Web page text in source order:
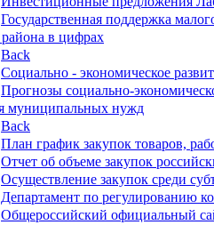
Государственная поддержка
в цифрах
Back
Социально - экономическое
Прогнозы социально-
муниципальных нужд
Back
План график закупок товаров,
Отчет об объеме закупок
Осуществление закупок среди
Департамент по регулированию
Общероссийский официальный